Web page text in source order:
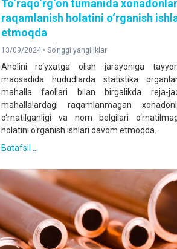
To‘raqo‘rg‘on tumanida
raqamlanish holatini o‘rganish
etmoqda
13/09/2024 • So'nggi yangiliklar
Aholini ro‘yxatga olish jarayoniga
maqsadida hududlarda statistika
mahalla faollari bilan birgalikda reja-
mahallalardagi raqamlanmagan
o‘rnatilganligi va nom belgilari
holatini o‘rganish ishlari davom etmoqda.
Batafsil ...